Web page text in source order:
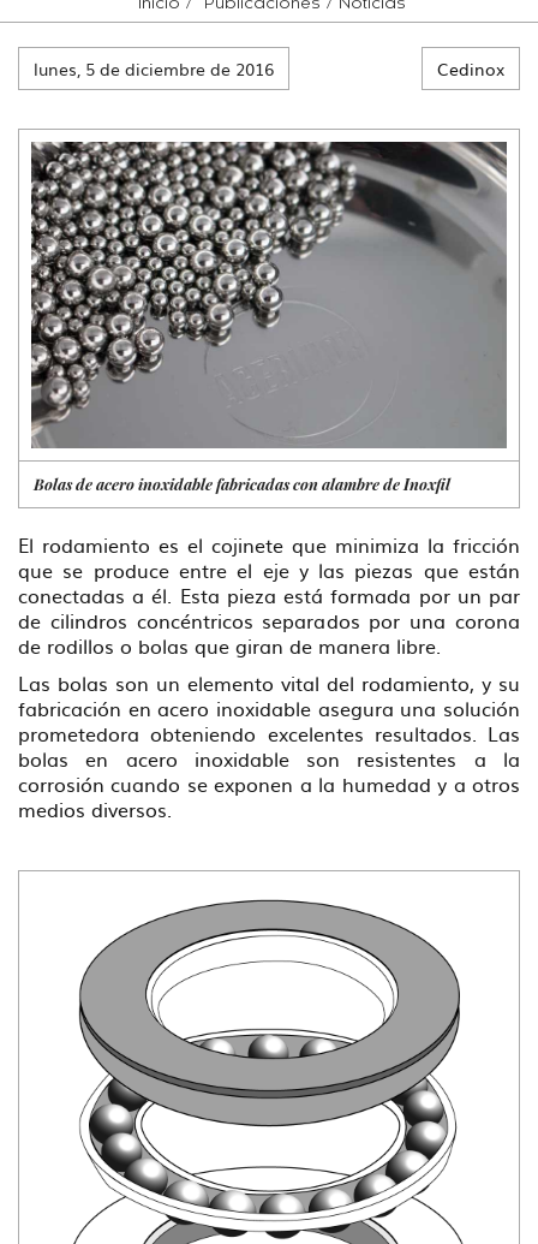
Inicio Publicaciones Noticias
lunes, 5 de diciembre de 2016 Cedinox
Bolas de acero inoxidable fabricadas con alambre de Inoxfil
El rodamiento es el cojinete que minimiza la fricción
que se produce entre el eje y las piezas que están
conectadas a él. Esta pieza está formada por un par
de cilindros concéntricos separados por una corona
de rodillos o bolas que giran de manera libre.
Las bolas son un elemento vital del rodamiento, y su
fabricación en acero inoxidable asegura una solución
prometedora obteniendo excelentes resultados. Las
bolas en acero inoxidable son resistentes a la
corrosión cuando se exponen a la humedad y a otros
medios diversos.